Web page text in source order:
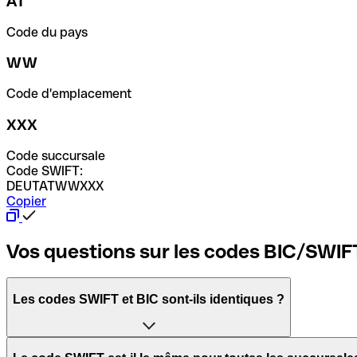
Code du pays
WW
Code d'emplacement
XXX
Code succursale
Code SWIFT:
DEUTATWWXXX
Copier
Vos questions sur les codes BIC/
Les codes SWIFT et BIC sont-ils identiques ?